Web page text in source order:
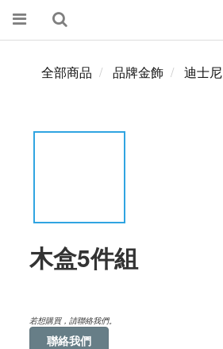
全部商品 品牌金飾 迪士尼
木盒5件組
若想購買，請聯絡我們。
聯絡我們